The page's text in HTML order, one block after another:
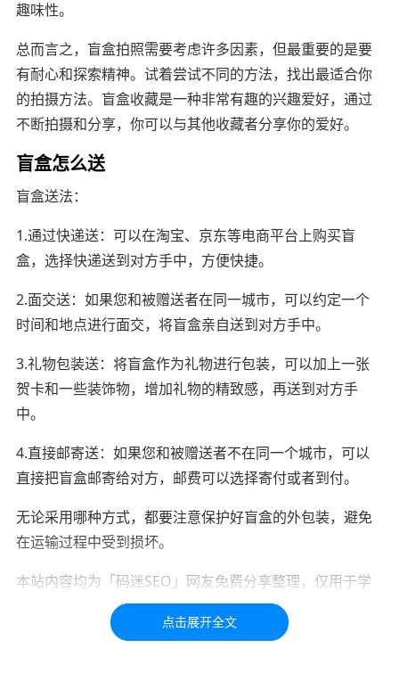
趣味性。
总而言之，盲盒拍照需要考虑许多因素，但最重要的是要
有耐心和探索精神。试着尝试不同的方法，找出最适合你
的拍摄方法。盲盒收藏是一种非常有趣的兴趣爱好，通过
不断拍摄和分享，你可以与其他收藏者分享你的爱好。
盲盒怎么送
盲盒送法：
1.通过快递送：可以在淘宝、京东等电商平台上购买盲
盒，选择快递送到对方手中，方便快捷。
2.面交送：如果您和被赠送者在同一城市，可以约定一个
时间和地点进行面交，将盲盒亲自送到对方手中。
3.礼物包装送：将盲盒作为礼物进行包装，可以加上一张
贺卡和一些装饰物，增加礼物的精致感，再送到对方手
中。
4.直接邮寄送：如果您和被赠送者不在同一个城市，可以
直接把盲盒邮寄给对方，邮费可以选择寄付或者到付。
无论采用哪种方式，都要注意保护好盲盒的外包装，避免
在运输过程中受到损坏。
本站内容均为「码迷SEO」网友免费分享整理，仅用于学
习交流，如有疑问，请联系我们48小时处理！！！！